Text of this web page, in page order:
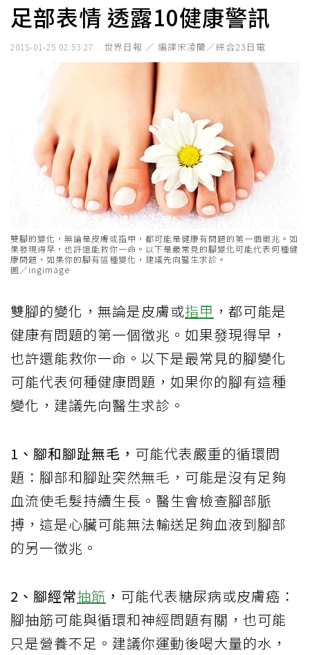
足部表情 透露10健康警訊
2015-01-25 02:53:27 世界日報 ／ 編譯宋凌蘭／綜合23日電
雙腳的變化，無論是皮膚或指甲，都可能是健康有問題的第一個徵兆。如
果發現得早，也許還能救你一命。以下是最常見的腳變化可能代表何種健
康問題，如果你的腳有這種變化，建議先向醫生求診。
圖／ingimage
雙腳的變化，無論是皮膚或指甲 ，都可能是
健康有問題的第一個徵兆。如果發現得早，
也許還能救你一命。以下是最常見的腳變化
可能代表何種健康問題，如果你的腳有這種
變化，建議先向醫生求診。
1、腳和腳趾無毛， 可能代表嚴重的循環問
題：腳部和腳趾突然無毛，可能是沒有足夠
血流使毛髮持續生長。醫生會檢查腳部脈
搏，這是心臟可能無法輸送足夠血液到腳部
的另一徵兆。
2、腳經常抽筋 ， 可能代表糖尿病或皮膚癌：
腳抽筋可能與循環和神經問題有關，也可能
只是營養不足。建議你運動後喝大量的水，